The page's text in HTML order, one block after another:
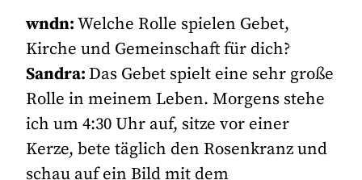
wndn:Welche Rolle spielen Gebet,
Kirche und Gemeinschaft für dich?
Sandra: Das Gebet spielt eine sehr große
Rolle in meinem Leben. Morgens stehe
ich um 4:30 Uhr auf, sitze vor einer
Kerze, bete täglich den Rosenkranz und
schau auf ein Bild mit dem